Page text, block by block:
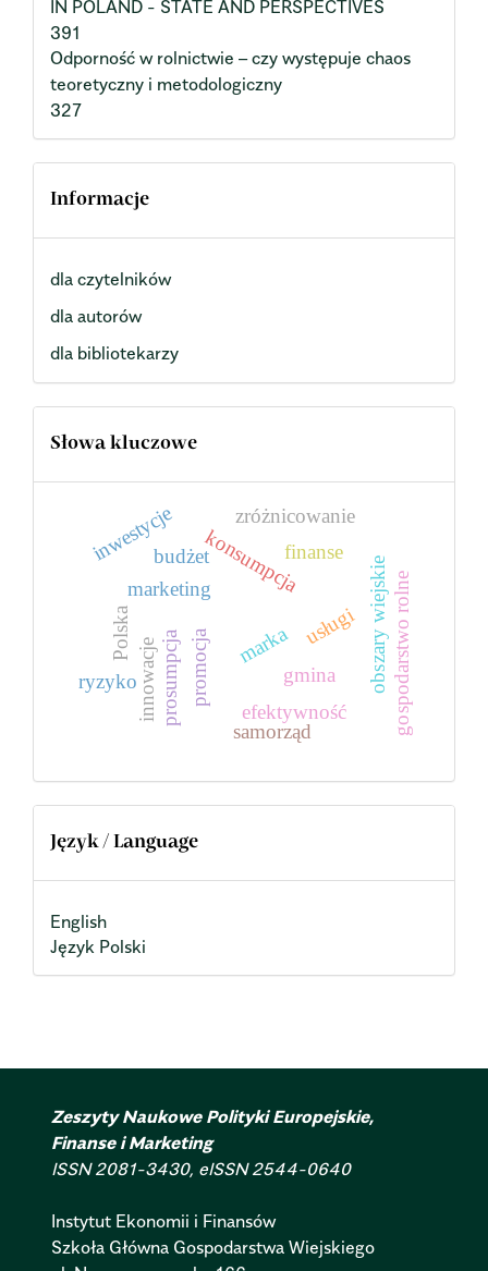
IN POLAND - STATE AND PERSPECTIVES
391
Odporność w rolnictwie – czy występuje chaos
teoretyczny i metodologiczny
327
Informacje
dla czytelników
dla autorów
dla bibliotekarzy
Słowa kluczowe
gmina
marka
marketingkonsumpcja
promocja obszary wiejskie
finanse
prosumpcja efektywność
inwestycje zróżnicowanie
usługi
innowacje
Polska gospodarstwo rolne
samorząd
budżet
ryzyko
Język / Language
English
Język Polski
Zeszyty Naukowe Polityki Europejskie,
Finanse i Marketing
ISSN 2081-3430, eISSN 2544-0640
Instytut Ekonomii i Finansów
Szkoła Główna Gospodarstwa Wiejskiego